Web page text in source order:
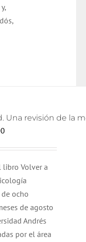
El
es:
$ 13.000.
libro Volver a
ocho
de agosto
Andrés
por el área